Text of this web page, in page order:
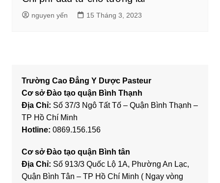
nguyen yến 15 Tháng 3, 2023
Trường Cao Đẳng Y Dược Pasteur
Cơ sở Đào tạo quận Bình Thạnh
Địa Chỉ: Số 37/3 Ngô Tất Tố – Quận Bình Thạnh –
TP Hồ Chí Minh
Hotline: 0869.156.156
Cơ sở Đào tạo quận Bình tân
Địa Chỉ: Số 913/3 Quốc Lộ 1A, Phường An Lạc,
Quận Bình Tân – TP Hồ Chí Minh ( Ngay vòng